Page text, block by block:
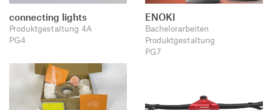
connecting lights
Produktgestaltung 4A
PG4
ENOKI
Bachelorarbeiten
Produktgestaltung
PG7